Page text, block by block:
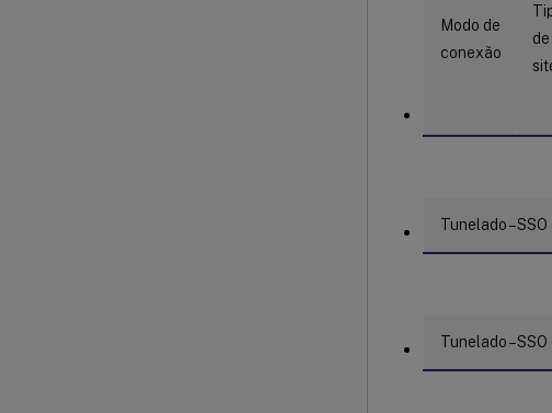
Modo de
conexão
de
Tunelado – SSO
Tunelado – SSO